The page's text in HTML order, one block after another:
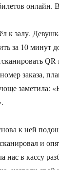
онлайн.
к залу.
за 10 минут
заказа,
заметила:
к ней
и
нас в кассу